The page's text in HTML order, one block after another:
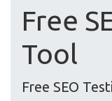
Free
Tool
Free SEO